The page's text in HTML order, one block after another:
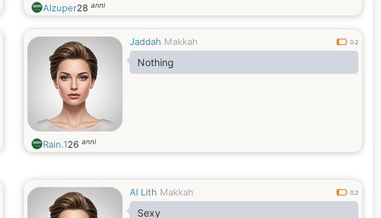
Alzuper28 anni
Jaddah Makkah 0.2
Nothing
Rain.126 anni
Al Lith Makkah 0.2
Sexy